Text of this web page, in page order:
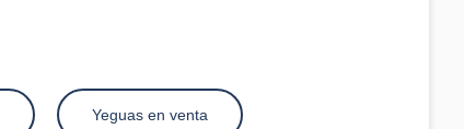
Yeguas en venta